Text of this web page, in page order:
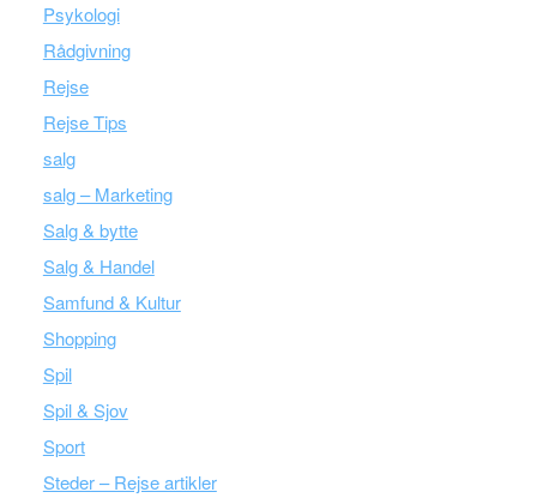
Psykologi
Rådgivning
Rejse
Rejse Tips
salg
salg – Marketing
Salg & bytte
Salg & Handel
Samfund & Kultur
Shopping
Spil
Spil & Sjov
Sport
Steder – Rejse artikler